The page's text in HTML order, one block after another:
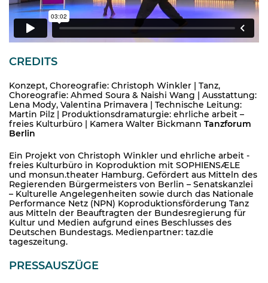
CREDITS
Konzept, Choreografie: Christoph Winkler | Tanz,
Choreografie: Ahmed Soura & Naishi Wang | Ausstattung:
Lena Mody, Valentina Primavera | Technische Leitung:
Martin Pilz | Produktionsdramaturgie: ehrliche arbeit –
freies Kulturbüro | Kamera Walter Bickmann Tanzforum
Berlin
Ein Projekt von Christoph Winkler und ehrliche arbeit -
freies Kulturbüro in Koproduktion mit SOPHIENSÆLE
und monsun.theater Hamburg. Gefördert aus Mitteln des
Regierenden Bürgermeisters von Berlin – Senatskanzlei
– Kulturelle Angelegenheiten sowie durch das Nationale
Performance Netz (NPN) Koproduktionsförderung Tanz
aus Mitteln der Beauftragten der Bundesregierung für
Kultur und Medien aufgrund eines Beschlusses des
Deutschen Bundestags. Medienpartner: taz.die
tageszeitung.
PRESSAUSZÜGE